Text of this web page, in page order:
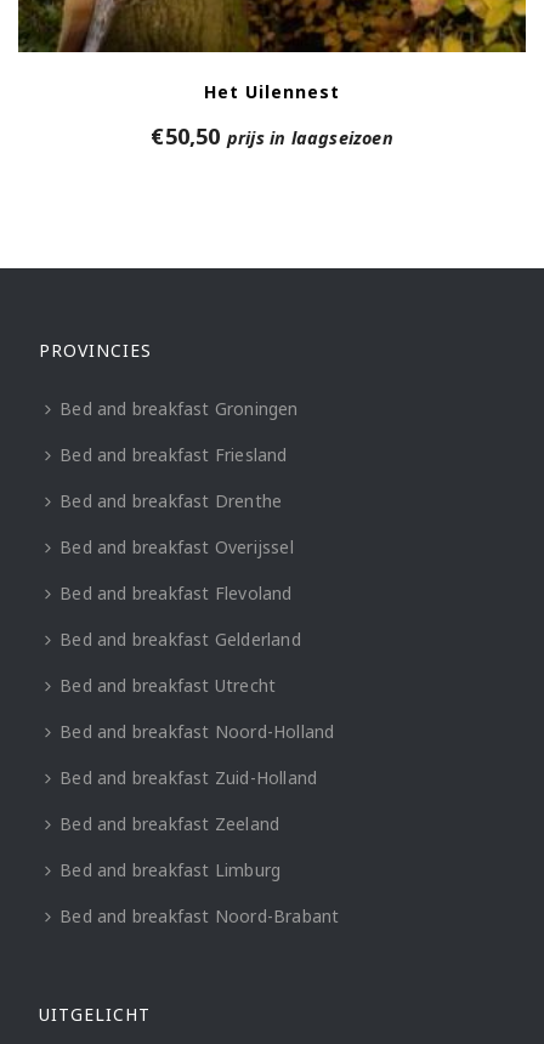
Het Uilennest
€50,50 prijs in laagseizoen
PROVINCIES
Bed and breakfast Groningen
Bed and breakfast Friesland
Bed and breakfast Drenthe
Bed and breakfast Overijssel
Bed and breakfast Flevoland
Bed and breakfast Gelderland
Bed and breakfast Utrecht
Bed and breakfast Noord-Holland
Bed and breakfast Zuid-Holland
Bed and breakfast Zeeland
Bed and breakfast Limburg
Bed and breakfast Noord-Brabant
UITGELICHT